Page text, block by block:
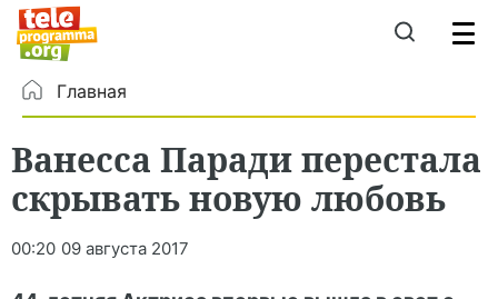
Главная
Ванесса Паради перестала
скрывать новую любовь
00:20 09 августа 2017